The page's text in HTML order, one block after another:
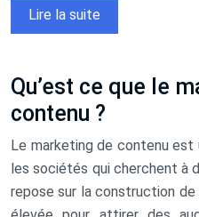
Lire la suite
Qu’est ce que le
contenu ?
Le marketing de contenu est
les sociétés qui cherchent à
repose sur la construction